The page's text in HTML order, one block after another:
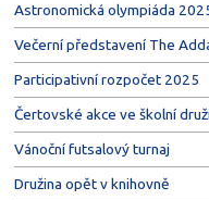
Astronomická olympiáda
Večerní představení The
Participativní rozpočet 2025
Čertovské akce ve školní
Vánoční futsalový turnaj
Družina opět v knihovně